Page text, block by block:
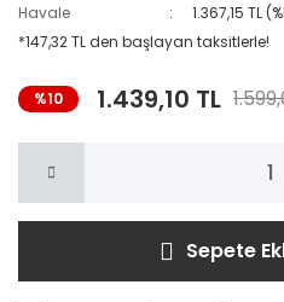
Havale
1.367,15 TL
*147,32 TL den başlayan taksitlerle!
%10 1.439,10 TL
Sepete